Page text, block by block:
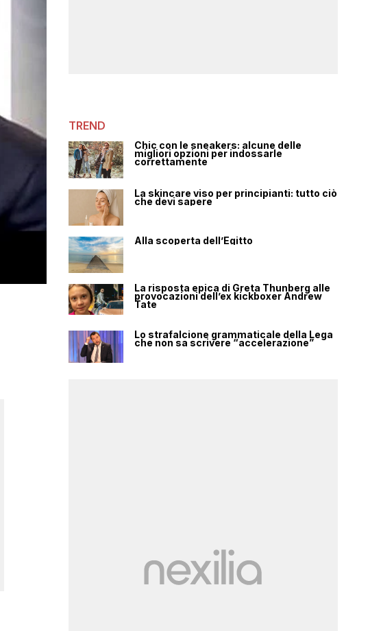
TREND
Chic con le sneakers: alcune delle
migliori opzioni per indossarle
correttamente
La skincare viso per principianti: tutto ciò
che devi sapere
Alla scoperta dell’Egitto
La risposta epica di Greta Thunberg alle
provocazioni dell’ex kickboxer Andrew
Tate
Lo strafalcione grammaticale della Lega
che non sa scrivere “accelerazione”